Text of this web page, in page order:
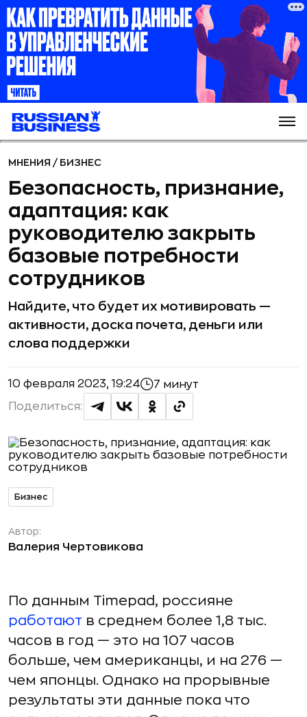
МНЕНИЯ / БИЗНЕС
Безопасность, признание,
адаптация: как
руководителю закрыть
базовые потребности
сотрудников
Найдите, что будет их мотивировать —
активности, доска почета, деньги или
слова поддержки
10 февраля 2023, 19:24 7 минут
Поделиться:
Бизнес
Автор:
Валерия Чертовикова
По данным Timepad, россияне
работают в среднем более 1,8 тыс.
часов в год — это на 107 часов
больше, чем американцы, и на 276 —
чем японцы. Однако на прорывные
результаты эти данные пока что